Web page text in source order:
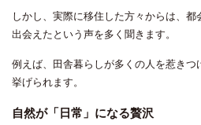
しかし、実際に移住した方々からは、都
出会えたという声を多く聞きます。
例えば、田舎暮らしが多くの人を惹き
挙げられます。
自然が「日常」になる贅沢